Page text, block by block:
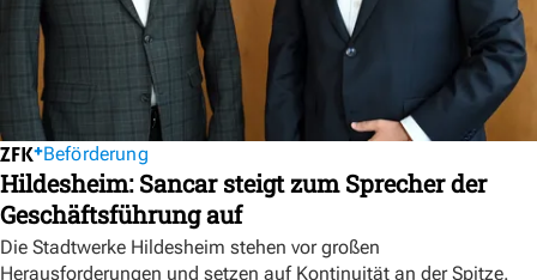
Beförderung
Hildesheim: Sancar steigt zum Sprecher der
Geschäftsführung auf
Die Stadtwerke Hildesheim stehen vor großen
Herausforderungen und setzen auf Kontinuität an der Spitze.